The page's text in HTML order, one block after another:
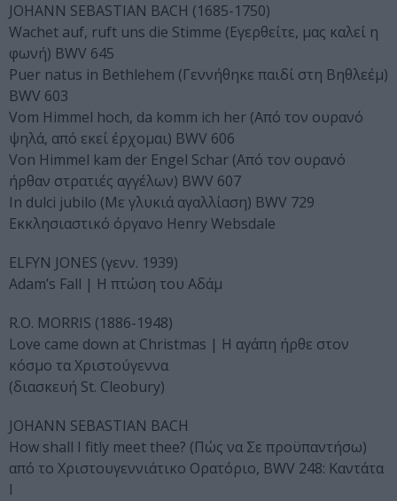
JΟΗΑΝΝ SEBASTIAN BACH (1685-1750)
Wachet auf, ruft uns die Stimme (Εγερθείτε, μας καλεί η
φωνή) BWV 645
Puer natus in Bethlehem (Γεννήθηκε παιδί στη Βηθλεέμ)
BWV 603
Vom Himmel hoch, da komm ich her (Από τον ουρανό
ψηλά, από εκεί έρχομαι) BWV 606
Von Himmel kam der Engel Schar (Από τον ουρανό
ήρθαν στρατιές αγγέλων) BWV 607
In dulci jubilo (Mε γλυκιά αγαλλίαση) BWV 729
Εκκλησιαστικό όργανο Henry Websdale
ELFYN JONES (γενν. 1939)
Adam’s Fall | Η πτώση του Αδάμ
R.O. MORRIS (1886-1948)
Love came down at Christmas | Η αγάπη ήρθε στον
κόσμο τα Χριστούγεννα
(διασκευή St. Cleobury)
JΟΗΑΝΝ SEBASTIAN BACH
How shall I fitly meet thee? (Πώς να Σε προϋπαντήσω)
από το Χριστουγεννιάτικο Ορατόριο, BWV 248: Καντάτα
I